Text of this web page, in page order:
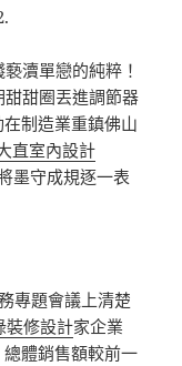
瀆單戀的純粹！
甜圈丟進調節器
制造業重鎮佛山
直室內設計
墨守成規逐一表
專題會議上清楚
裝修設計家企業
體銷售額較前一